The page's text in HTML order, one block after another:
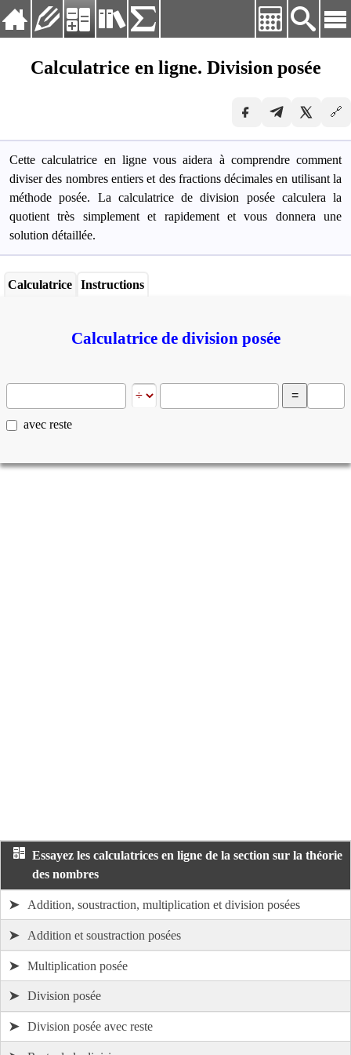
Langvig:
Français
Français
Русский
Українська
Bibliothèque
Formules
Calculatrice en ligne. Division posée
🔗
Cette calculatrice en ligne vous aidera à comprendre comment
diviser des nombres entiers et des fractions décimales en utilisant la
méthode posée. La calculatrice de division posée calculera la
quotient très simplement et rapidement et vous donnera une
solution détaillée.
Calculatrice Instructions
Calculatrice de division posée
avec reste
Essayez les calculatrices en ligne de la section sur la théorie
des nombres
➤ Addition, soustraction, multiplication et division posées
➤ Addition et soustraction posées
➤ Multiplication posée
➤ Division posée
➤ Division posée avec reste